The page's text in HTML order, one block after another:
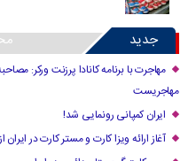
جدید
مهاجرت با برنامه کانادا پرزنت ورکر:
مهاجریست
ایران کمپانی رونمایی شد!
آغاز ارائه ویزا کارت و مستر کارت در ایران از